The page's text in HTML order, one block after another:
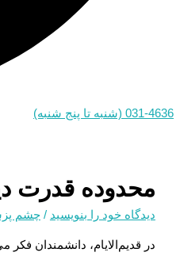
031-4636 (شنبه تا پنج شنبه)
محدوده قدرت
دیدگاه‌ خود را بنویسید /چشم
در قدیم‌الایام، دانشمندان فکر